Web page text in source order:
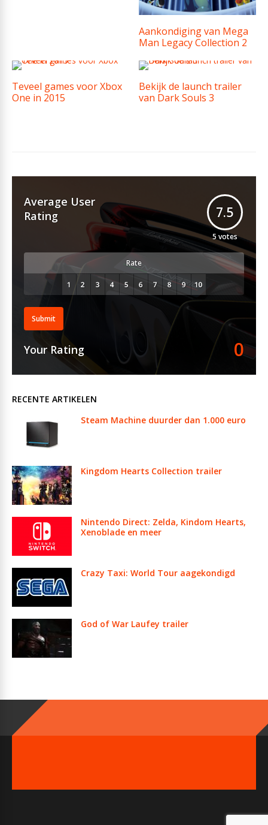
Aankondiging van Mega
Man Legacy Collection 2
Teveel games voor Xbox
One in 2015
Bekijk de launch trailer
van Dark Souls 3
Average User
Rating
7.5
5 votes
Rate
Submit
Your Rating 0
RECENTE ARTIKELEN
Steam Machine duurder dan 1.000 euro
Kingdom Hearts Collection trailer
Nintendo Direct: Zelda, Kindom Hearts,
Xenoblade en meer
Crazy Taxi: World Tour aagekondigd
God of War Laufey trailer